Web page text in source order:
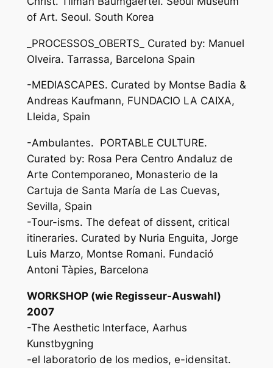
of Art. Seoul. South Korea
_PROCESSOS_OBERTS_ Curated by: Manuel
Olveira. Tarrassa, Barcelona Spain
-MEDIASCAPES. Curated by Montse Badia &
Andreas Kaufmann, FUNDACIO LA CAIXA,
Lleida, Spain
-Ambulantes. PORTABLE CULTURE.
Curated by: Rosa Pera Centro Andaluz de
Arte Contemporaneo, Monasterio de la
Cartuja de Santa María de Las Cuevas,
Sevilla, Spain
-Tour-isms. The defeat of dissent, critical
itineraries. Curated by Nuria Enguita, Jorge
Luis Marzo, Montse Romani. Fundació
Antoni Tàpies, Barcelona
WORKSHOP (wie Regisseur-Auswahl)
2007
-The Aesthetic Interface, Aarhus
Kunstbygning
-el laboratorio de los medios, e-idensitat.